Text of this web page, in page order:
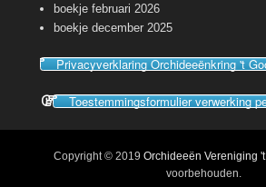
boekje februari 2026
boekje december 2025
Privacyverklaring Orchideeënkring 't
Toestemmingsformulier verwerking
Copyright © 2019 Orchideeën Vereniging
voorbehouden.